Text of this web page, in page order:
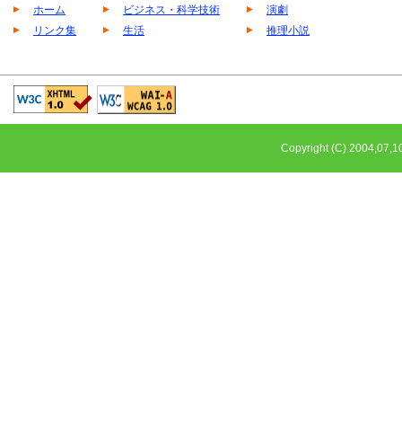
ホーム
リンク集
ビジネス・科学技術
生活
演劇
推理小説
Copyright (C)